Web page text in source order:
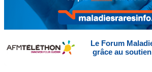
Le Forum
grâce au